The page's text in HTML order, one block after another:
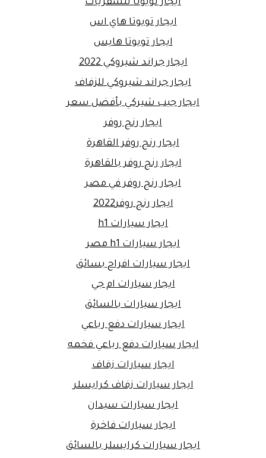
ايجار تويوتا للسفريات
ايجار تويوتا هاي اس
ايجار تويوتا هايس
ايجار جراند شيروكي 2022
ايجار جراند شيروكي للزفاف
ايجار جيب شيركي بأفضل سعر
ايجار رنج روفر
ايجار رنج روفر القاهرة
ايجار رنج روفر بالقاهرة
ايجار رنج روفر في مصر
ايجار رنج روفر2022
ايجار سيارات h1
ايجار سيارات h1 مصر
ايجار سيارات افراح بسائق
ايجار سيارات ام جي
ايجار سيارات بالسائق
ايجار سيارات دفع رباعي
ايجار سيارات دفع رباعي فخمه
ايجار سيارات زفاف
ايجار سيارات زفاف كرايسلر
ايجار سيارات سيدان
ايجار سيارات فاخرة
ايجار سيارات كرايسلر بالسائق